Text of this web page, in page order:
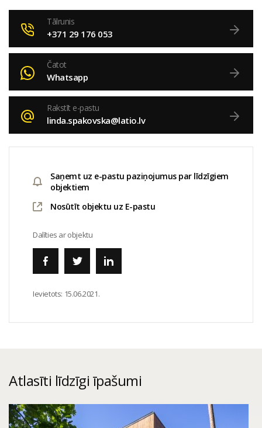
Tālrunis
+371 29 176 053
Čatot
Whatsapp
Rakstīt e-pastu
linda.spakovska@latio.lv
Saņemt uz e-pastu paziņojumus par līdzīgiem
objektiem
Nosūtīt objektu uz E-pastu
Dalīties ar objektu
Ievietots: 15.06.2021.
Atlasīti līdzīgi īpašumi